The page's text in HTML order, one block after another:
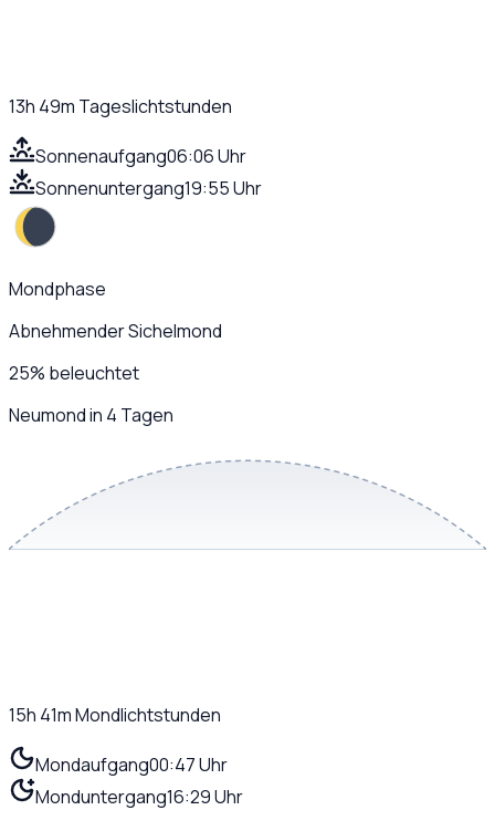
13h 49m Tageslichtstunden
Sonnenaufgang06:06 Uhr
Sonnenuntergang19:55 Uhr
Mondphase
Abnehmender Sichelmond
25% beleuchtet
Neumond in 4 Tagen
15h 41mMondlichtstunden
Mondaufgang00:47 Uhr
Monduntergang16:29 Uhr